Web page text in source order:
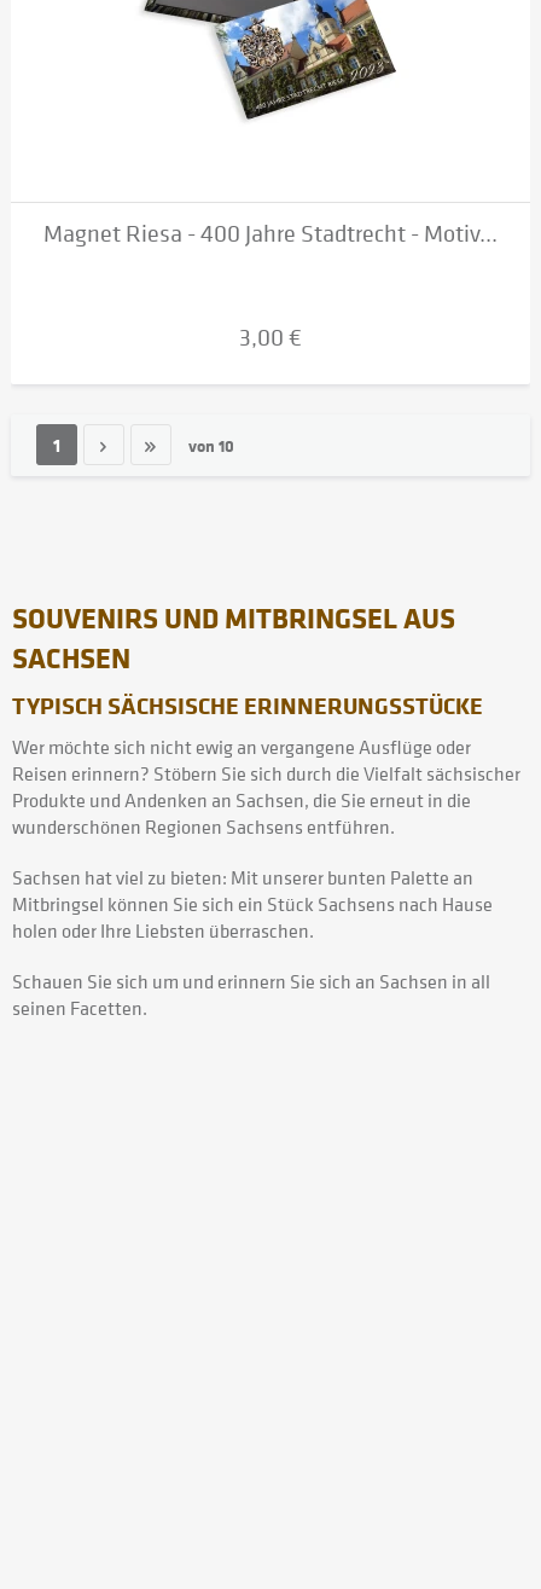
Magnet Riesa - 400 Jahre Stadtrecht - Motiv...
3,00 €
1 von 10
SOUVENIRS UND MITBRINGSEL AUS
SACHSEN
TYPISCH SÄCHSISCHE ERINNERUNGSSTÜCKE
Wer möchte sich nicht ewig an vergangene Ausflüge oder
Reisen erinnern? Stöbern Sie sich durch die Vielfalt sächsischer
Produkte und Andenken an Sachsen, die Sie erneut in die
wunderschönen Regionen Sachsens entführen.
Sachsen hat viel zu bieten: Mit unserer bunten Palette an
Mitbringsel können Sie sich ein Stück Sachsens nach Hause
holen oder Ihre Liebsten überraschen.
Schauen Sie sich um und erinnern Sie sich an Sachsen in all
seinen Facetten.